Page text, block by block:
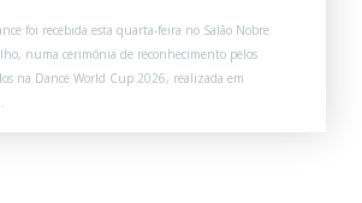
foi recebida esta quarta-feira no Salão Nobre
numa cerimónia de reconhecimento pelos
na Dance World Cup 2026, realizada em